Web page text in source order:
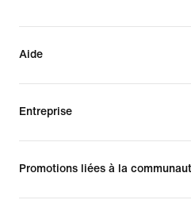
Aide
Entreprise
Promotions liées à la